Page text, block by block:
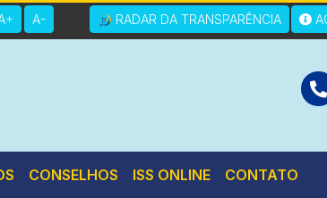
A- RADAR DA TRANSPARÊNCIA
CONSELHOS ISS ONLINE CONTATO